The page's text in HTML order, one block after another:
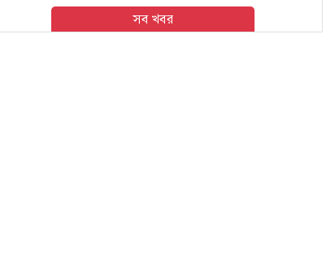
সমস্যা-অনিয়ম উত্তরণে কাজ করছি, প্রয়োজন সবার সহযোগিতা
সব খবর